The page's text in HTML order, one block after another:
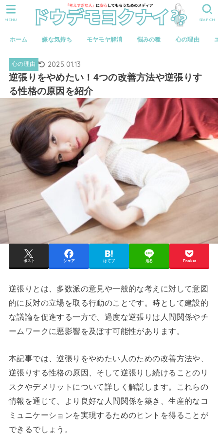
ホーム 嫌な気持ち モヤモヤ解消 悩みの種 心の理由
SEARCH
MENU
心の理由 2025.01.13
逆張りをやめたい！4つの改善方法や逆張りす
る性格の原因を紹介
ポスト シェア はてブ 送る Pocket
逆張りとは、多数派の意見や一般的な考えに対して意図
的に反対の立場を取る行動のことです。時として建設的
な議論を促進する一方で、過度な逆張りは人間関係やチ
ームワークに悪影響を及ぼす可能性があります。
本記事では、逆張りをやめたい人のための改善方法や、
逆張りする性格の原因、そして逆張りし続けることのリ
スクやデメリットについて詳しく解説します。これらの
情報を通じて、より良好な人間関係を築き、生産的なコ
ミュニケーションを実現するためのヒントを得ることが
できるでしょう。